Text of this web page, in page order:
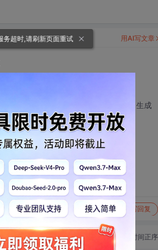
些什么操作，截获后然后记录活动，生成
举报 写回复
用AI写文章
切换为时间正序
务超时,请刷新页面重试